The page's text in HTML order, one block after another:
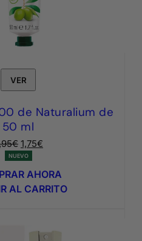
VER
de Naturalium de
50 ml
€ El
precio
original
era:
1,75€
actual
es:
NUEVO
AHORA
AL CARRITO